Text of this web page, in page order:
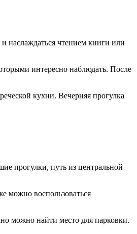
наслаждаться чтением книги или
интересно наблюдать. После
кухни. Вечерняя прогулка
прогулки, путь из центральной
можно воспользоваться
можно найти место для парковки.